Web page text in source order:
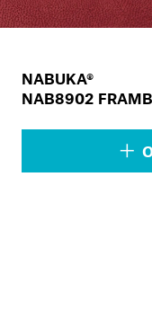
NABUKA®
NAB8902